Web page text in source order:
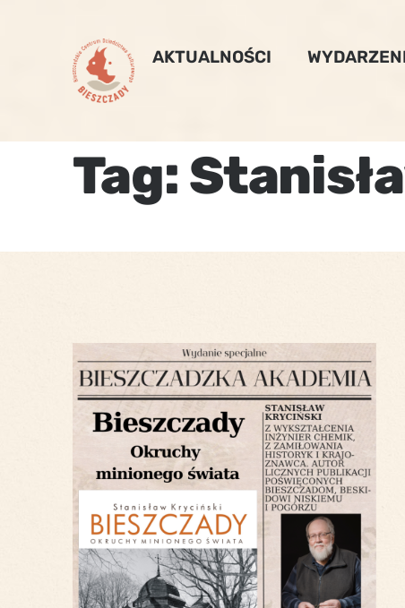
AKTUALNOŚCI
Tag: